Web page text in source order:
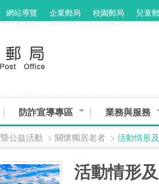
網站導覽 企業郵局 校園郵局 兒童
防詐宣導專區 業務與服務
公益活動 > 關懷獨居老者 > 活動情形
活動情形